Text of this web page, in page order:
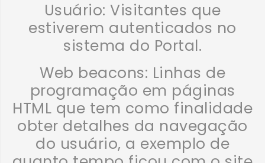
Usuário: Visitantes que
estiverem autenticados no
sistema do Portal.
Web beacons: Linhas de
programação em páginas
HTML que tem como finalidade
obter detalhes da navegação
do usuário, a exemplo de